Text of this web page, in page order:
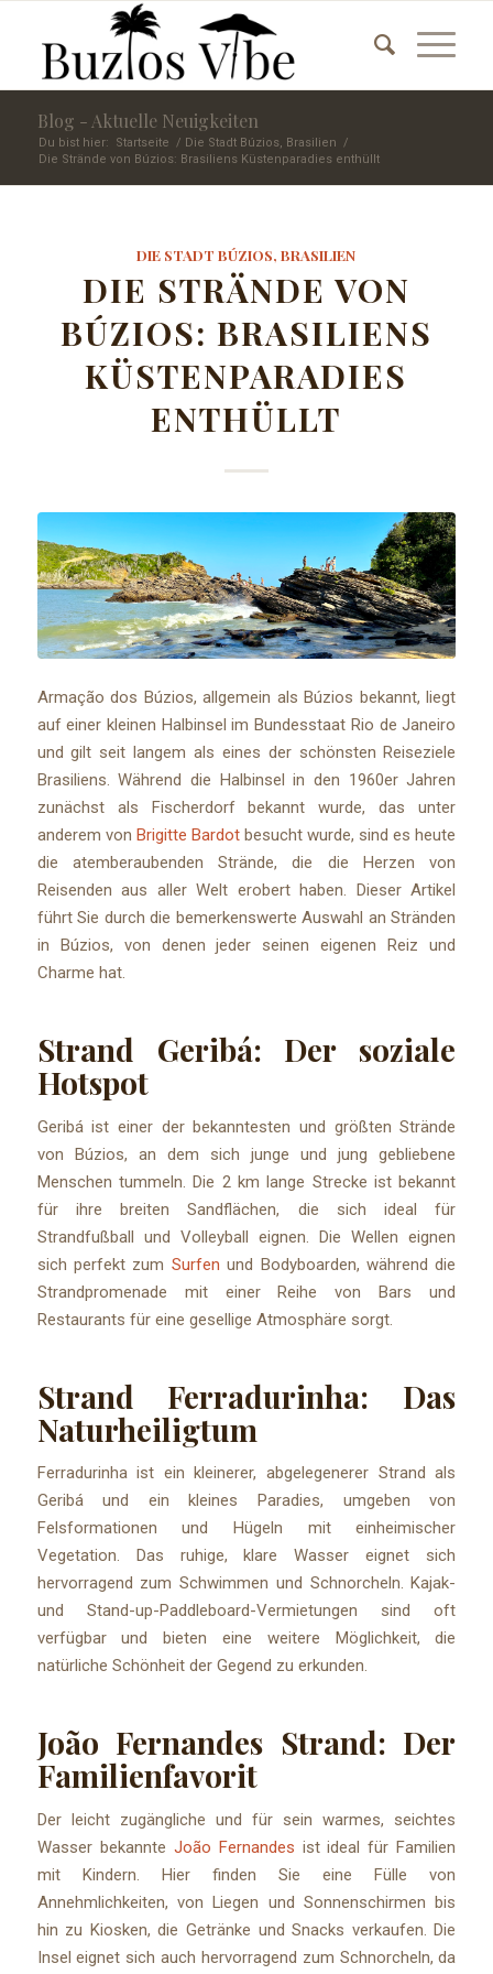
Blog - Aktuelle Neuigkeiten
Du bist hier: Startseite / Die Stadt Búzios, Brasilien /
Die Strände von Búzios: Brasiliens Küstenparadies enthüllt
DIE STADT BÚZIOS, BRASILIEN
DIE STRÄNDE VON
BÚZIOS: BRASILIENS
KÜSTENPARADIES
ENTHÜLLT
Armação dos Búzios, allgemein als Búzios bekannt, liegt
auf einer kleinen Halbinsel im Bundesstaat Rio de Janeiro
und gilt seit langem als eines der schönsten Reiseziele
Brasiliens. Während die Halbinsel in den 1960er Jahren
zunächst als Fischerdorf bekannt wurde, das unter
anderem von Brigitte Bardotbesucht wurde, sind es heute
die atemberaubenden Strände, die die Herzen von
Reisenden aus aller Welt erobert haben. Dieser Artikel
führt Sie durch die bemerkenswerte Auswahl an Stränden
in Búzios, von denen jeder seinen eigenen Reiz und
Charme hat.
Strand Geribá: Der soziale
Hotspot
Geribá ist einer der bekanntesten und größten Strände
von Búzios, an dem sich junge und jung gebliebene
Menschen tummeln. Die 2 km lange Strecke ist bekannt
für ihre breiten Sandflächen, die sich ideal für
Strandfußball und Volleyball eignen. Die Wellen eignen
sich perfekt zum Surfen und Bodyboarden, während die
Strandpromenade mit einer Reihe von Bars und
Restaurants für eine gesellige Atmosphäre sorgt.
Strand Ferradurinha: Das
Naturheiligtum
Ferradurinha ist ein kleinerer, abgelegenerer Strand als
Geribá und ein kleines Paradies, umgeben von
Felsformationen und Hügeln mit einheimischer
Vegetation. Das ruhige, klare Wasser eignet sich
hervorragend zum Schwimmen und Schnorcheln. Kajak-
und Stand-up-Paddleboard-Vermietungen sind oft
verfügbar und bieten eine weitere Möglichkeit, die
natürliche Schönheit der Gegend zu erkunden.
João Fernandes Strand: Der
Familienfavorit
Der leicht zugängliche und für sein warmes, seichtes
Wasser bekannte João Fernandes ist ideal für Familien
mit Kindern. Hier finden Sie eine Fülle von
Annehmlichkeiten, von Liegen und Sonnenschirmen bis
hin zu Kiosken, die Getränke und Snacks verkaufen. Die
Insel eignet sich auch hervorragend zum Schnorcheln, da